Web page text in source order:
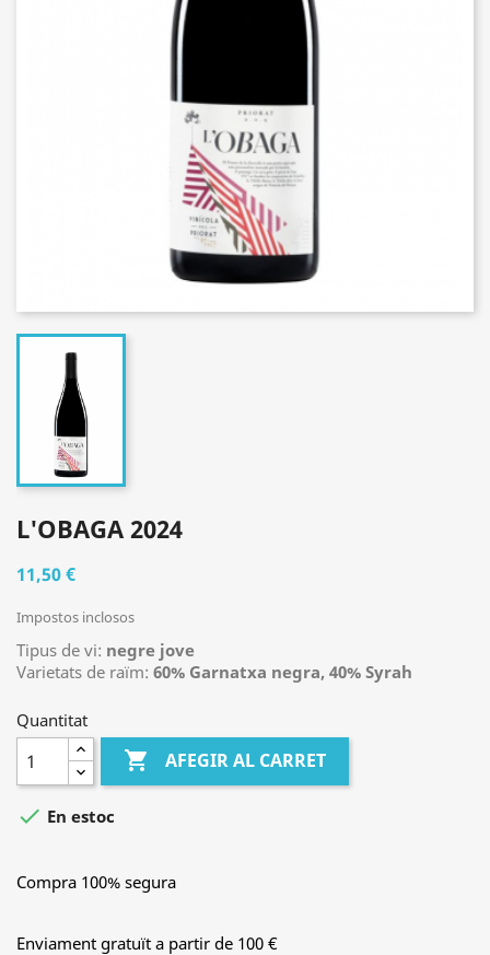
L'OBAGA 2024
11,50 €
Impostos inclosos
Tipus de vi: negre jove
Varietats de raïm: 60% Garnatxa negra, 40% Syrah
Quantitat
 AFEGIR AL CARRET
 En estoc
Compra 100% segura
Enviament gratuït a partir de 100 €